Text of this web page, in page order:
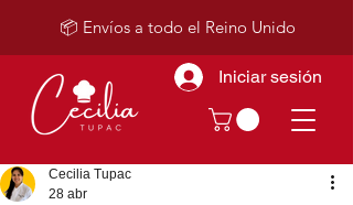
Iniciar sesión
📦 Envíos a todo el Reino Unido
Cecilia Tupac
28 abr